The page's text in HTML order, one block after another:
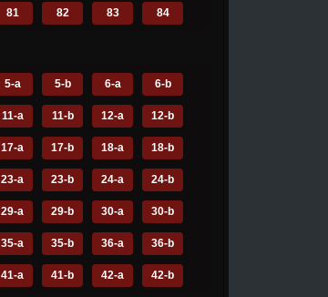
81 82 83 84
105 106 107 108
117 118 119 120
5-a 5-b 6-a 6-b
11-a 11-b 12-a 12-b
17-a 17-b 18-a 18-b
23-a 23-b 24-a 24-b
29-a 29-b 30-a 30-b
35-a 35-b 36-a 36-b
41-a 41-b 42-a 42-b